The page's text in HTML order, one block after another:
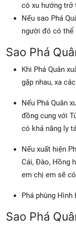
có xu hướng trở
Nếu sao Phá
người đó có thể
Sao Phá
Khi Phá Quân
gặp nhau, xa
Nếu Phá Quân
đồng cung với
có khả năng ly
Nếu xuất hiện
Cái, Đào, Hồng
em chị em sẽ
Phá phùng
Sao Phá